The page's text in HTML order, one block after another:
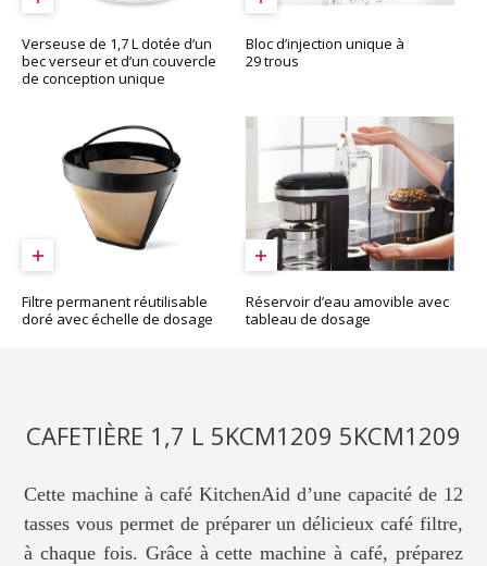
Verseuse de 1,7 L dotée d’un
bec verseur et d’un couvercle
de conception unique
Bloc d’injection unique à
29 trous
Filtre permanent réutilisable
doré avec échelle de dosage
Réservoir d’eau amovible avec
tableau de dosage
CAFETIÈRE 1,7 L 5KCM1209 5KCM1209
Cette machine à café KitchenAid d’une capacité de 12
tasses vous permet de préparer un délicieux café filtre,
à chaque fois. Grâce à cette machine à café, préparez